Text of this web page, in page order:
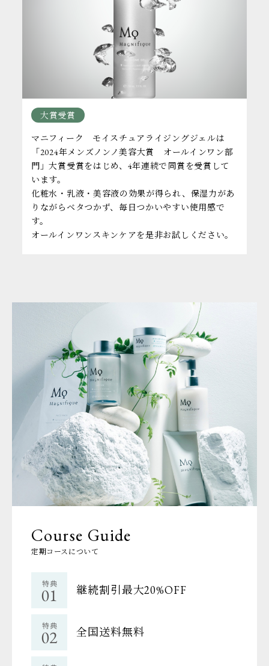
大賞受賞
マニフィーク モイスチュアライジングジェルは
「2024年メンズノンノ美容大賞 オールインワン部
門」大賞受賞をはじめ、4年連続で同賞を受賞して
います。
化粧水・乳液・美容液の効果が得られ、保湿力があ
りながらベタつかず、毎日つかいやすい使用感で
す。
オールインワンスキンケアを是非お試しください。
Course Guide
定期コースについて
継続割引最大20%OFF
全国送料無料